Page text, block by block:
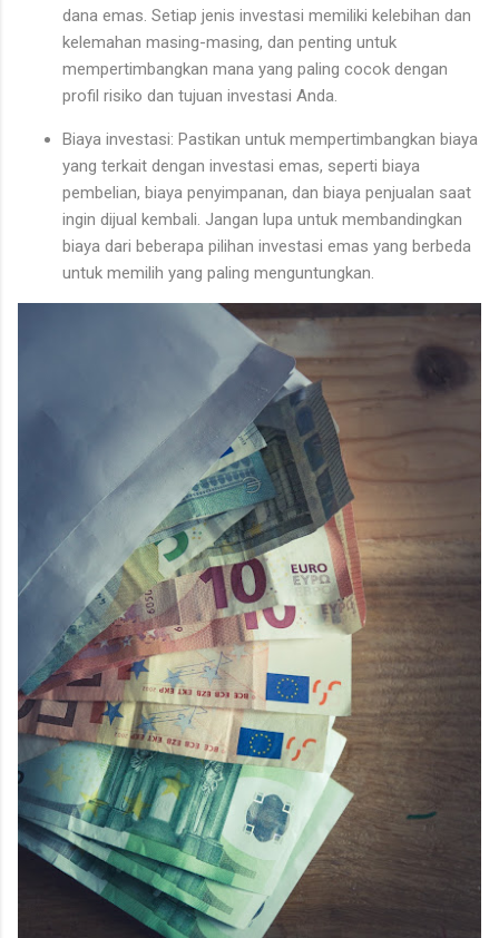
dana emas. Setiap jenis investasi memiliki kelebihan dan
kelemahan masing-masing, dan penting untuk
mempertimbangkan mana yang paling cocok dengan
profil risiko dan tujuan investasi Anda.
Biaya investasi: Pastikan untuk mempertimbangkan biaya
yang terkait dengan investasi emas, seperti biaya
pembelian, biaya penyimpanan, dan biaya penjualan saat
ingin dijual kembali. Jangan lupa untuk membandingkan
biaya dari beberapa pilihan investasi emas yang berbeda
untuk memilih yang paling menguntungkan.